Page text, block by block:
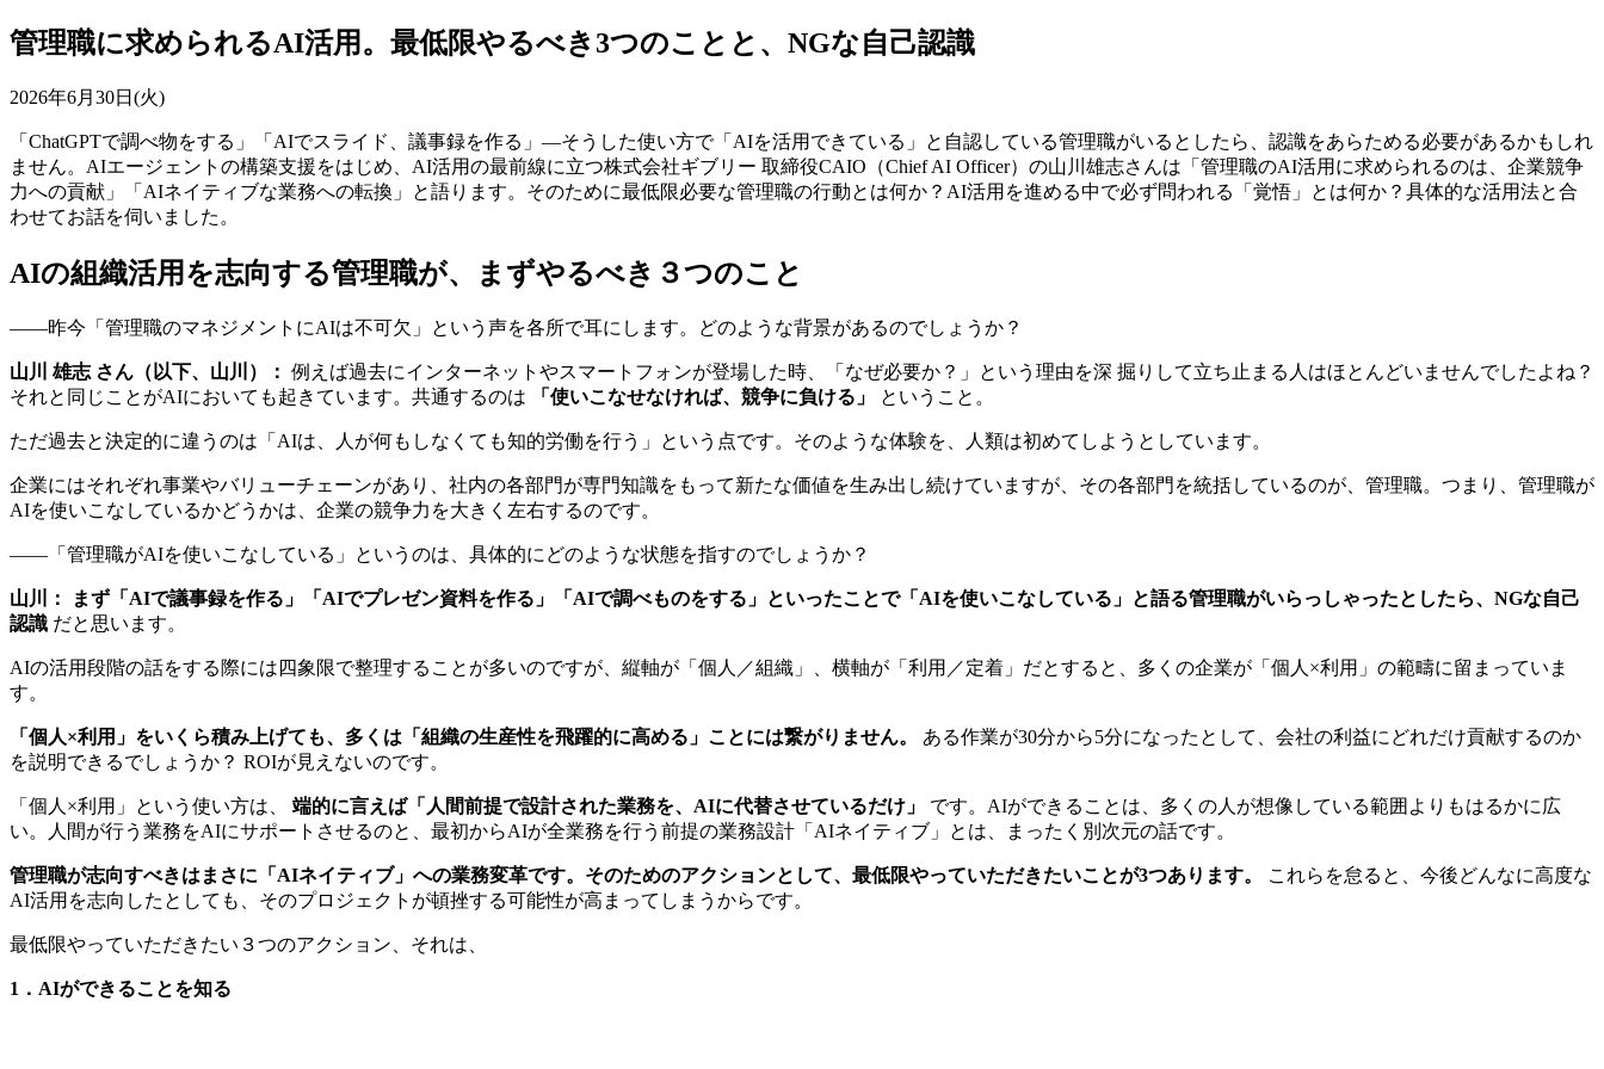
管理職に求められるAI活用。最低限やるべき3つのことと、NGな自己認識
2026年6月30日(火)
「ChatGPTで調べ物をする」「AIでスライド、議事録を作る」―そうした使い方で「AIを活用できている」と自認している管理職がいるとしたら、認識をあらためる必要があるかもしれ
ません。AIエージェントの構築支援をはじめ、AI活用の最前線に立つ株式会社ギブリー 取締役CAIO（Chief AI Officer）の山川雄志さんは「管理職のAI活用に求められるのは、企業競争
力への貢献」「AIネイティブな業務への転換」と語ります。そのために最低限必要な管理職の行動とは何か？AI活用を進める中で必ず問われる「覚悟」とは何か？具体的な活用法と合
わせてお話を伺いました。
AIの組織活用を志向する管理職が、まずやるべき３つのこと
――昨今「管理職のマネジメントにAIは不可欠」という声を各所で耳にします。どのような背景があるのでしょうか？
山川 雄志 さん（以下、山川）： 例えば過去にインターネットやスマートフォンが登場した時、「なぜ必要か？」という理由を深 掘りして立ち止まる人はほとんどいませんでしたよね？
それと同じことがAIにおいても起きています。共通するのは
「使いこなせなければ、競争に負ける」 ということ。
ただ過去と決定的に違うのは「AIは、人が何もしなくても知的労働を行う」という点です。そのような体験を、人類は初めてしようとしています。
企業にはそれぞれ事業やバリューチェーンがあり、社内の各部門が専門知識をもって新たな価値を生み出し続けていますが、その各部門を統括しているのが、管理職。つまり、管理職が
AIを使いこなしているかどうかは、企業の競争力を大きく左右するのです。
――「管理職がAIを使いこなしている」というのは、具体的にどのような状態を指すのでしょうか？
山川：
まず「AIで議事録を作る」「AIでプレゼン資料を作る」「AIで調べものをする」といったことで「AIを使いこなしている」と語る管理職がいらっしゃったとしたら、NGな自己
認識 だと思います。
AIの活用段階の話をする際には四象限で整理することが多いのですが、縦軸が「個人／組織」、横軸が「利用／定着」だとすると、多くの企業が「個人×利用」の範疇に留まっていま
す。
「個人×利用」をいくら積み上げても、多くは「組織の生産性を飛躍的に高める」ことには繋がりません。
ある作業が30分から5分になったとして、会社の利益にどれだけ貢献するのか
を説明できるでしょうか？ ROIが見えないのです。
「個人×利用」という使い方は、 端的に言えば「人間前提で設計された業務を、AIに代替させているだけ」
です。AIができることは、多くの人が想像している範囲よりもはるかに広
い。人間が行う業務をAIにサポートさせるのと、最初からAIが全業務を行う前提の業務設計「AIネイティブ」とは、まったく別次元の話です。
管理職が志向すべきはまさに「AIネイティブ」への業務変革です。そのためのアクションとして、最低限やっていただきたいことが3つあります。
これらを怠ると、今後どんなに高度な
AI活用を志向したとしても、そのプロジェクトが頓挫する可能性が高まってしまうからです。
最低限やっていただきたい３つのアクション、それは、
1．AIができることを知る